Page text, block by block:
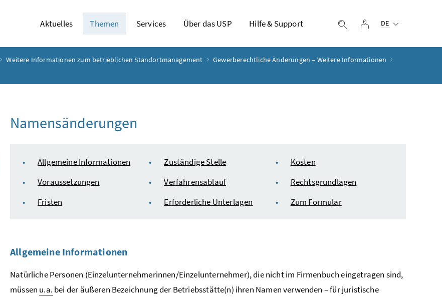
Aktuelles Themen Services Über das USP Hilfe & Support Suche einblenden
Login
DE
Weitere Informationen zum betrieblichen Standortmanagement
Gewerberechtliche Änderungen – Weitere Informationen
Namensänderungen
Inhaltsverzeichnis
Allgemeine Informationen
Voraussetzungen
Fristen
Zuständige Stelle
Verfahrensablauf
Erforderliche Unterlagen
Kosten
Rechtsgrundlagen
Zum Formular
Allgemeine Informationen
Natürliche Personen (Einzelunternehmerinnen/Einzelunternehmer), die nicht im Firmenbuch eingetragen sind,
müssen u.a. bei der äußeren Bezeichnung der Betriebsstätte(n) ihren Namen verwenden – für juristische